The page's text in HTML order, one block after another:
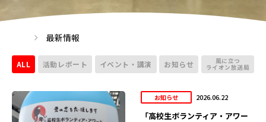
最新情報
ALL 活動レポート イベント・講演 お知らせ 風に立つ
ライオン放送局
お知らせ 2026.06.22
「高校生ボランティア・アワー